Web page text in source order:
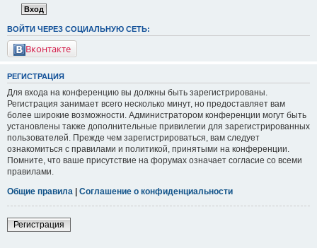
ВОЙТИ ЧЕРЕЗ СОЦИАЛЬНУЮ СЕТЬ:
Вконтакте
РЕГИСТРАЦИЯ
Для входа на конференцию вы должны быть зарегистрированы.
Регистрация занимает всего несколько минут, но предоставляет вам
более широкие возможности. Администратором конференции могут быть
установлены также дополнительные привилегии для зарегистрированных
пользователей. Прежде чем зарегистрироваться, вам следует
ознакомиться с правилами и политикой, принятыми на конференции.
Помните, что ваше присутствие на форумах означает согласие со всеми
правилами.
Общие правила
Соглашение о конфиденциальности
Регистрация